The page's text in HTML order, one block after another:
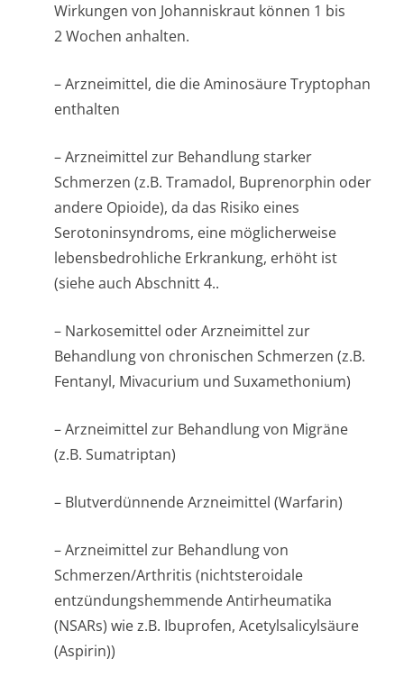
Wirkungen von Johanniskraut können 1 bis
2 Wochen anhalten.
– Arzneimittel, die die Aminosäure Tryptophan
enthalten
– Arzneimittel zur Behandlung starker
Schmerzen (z.B. Tramadol, Buprenorphin oder
andere Opioide), da das Risiko eines
Serotoninsyndroms, eine möglicherweise
lebensbedrohliche Erkrankung, erhöht ist
(siehe auch Abschnitt 4..
– Narkosemittel oder Arzneimittel zur
Behandlung von chronischen Schmerzen (z.B.
Fentanyl, Mivacurium und Suxamethonium)
– Arzneimittel zur Behandlung von Migräne
(z.B. Sumatriptan)
– Blutverdünnende Arzneimittel (Warfarin)
– Arzneimittel zur Behandlung von
Schmerzen/Arthritis (nichtsteroidale
entzündungshemmende Antirheumatika
(NSARs) wie z.B. Ibuprofen, Acetylsalicylsäure
(Aspirin))